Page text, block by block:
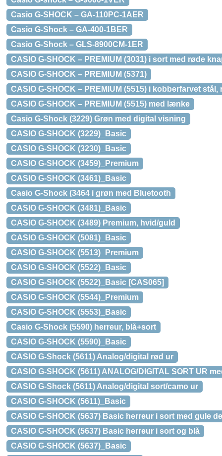
Casio G-SHOCK – GA-110PC-1AER
Casio G-Shock – GA-400-1BER
Casio G-Shock – GLS-8900CM-1ER
CASIO G-SHOCK – PREMIUM (3031) i sort med røde
CASIO G-SHOCK – PREMIUM (5371)
CASIO G-SHOCK – PREMIUM (5515) i kobberfarvet stål,
CASIO G-SHOCK – PREMIUM (5515) med lænke
Casio G-Shock (3229) Grøn med digital visning
CASIO G-SHOCK (3229)_Basic
CASIO G-SHOCK (3230)_Basic
CASIO G-SHOCK (3459)_Premium
CASIO G-SHOCK (3461)_Basic
Casio G-Shock (3464 i grøn med Bluetooth
CASIO G-SHOCK (3481)_Basic
CASIO G-SHOCK (3489) Premium, hvid/guld
CASIO G-SHOCK (5081)_Basic
CASIO G-SHOCK (5513)_Premium
CASIO G-SHOCK (5522)_Basic
CASIO G-SHOCK (5522)_Basic [CAS065]
CASIO G-SHOCK (5544)_Premium
CASIO G-SHOCK (5553)_Basic
Casio G-Shock (5590) herreur, blå+sort
CASIO G-SHOCK (5590)_Basic
CASIO G-Shock (5611) Analog/digital rød ur
CASIO G-SHOCK (5611) ANALOG/DIGITAL SORT UR
CASIO G-Shock (5611) Analog/digital sort/camo ur
CASIO G-SHOCK (5611)_Basic
CASIO G-SHOCK (5637) Basic herreur i sort med gule
CASIO G-SHOCK (5637) Basic herreur i sort og blå
CASIO G-SHOCK (5637)_Basic